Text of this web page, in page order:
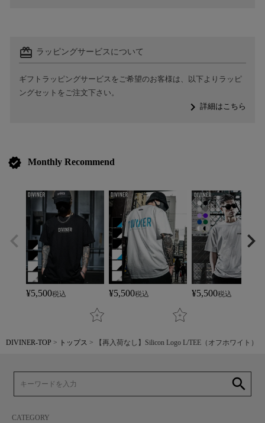
card_giftcard ラッピングサービスについて
ギフトラッピングサービスをご希望のお客様は、以下よりラッピ
ングセットをご注文下さい。
navigate_next詳細はこちら
verified Monthly Recommend
¥5,500税込 ¥5,500税込 ¥5,500税込
DIVINER-TOP トップス 【再入荷なし】Silicon Logo L/TEE（オフホワイト）
search
CATEGORY